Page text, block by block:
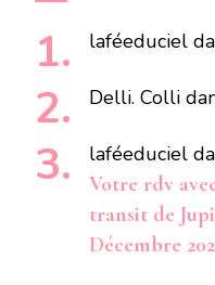
laféeduciel
Delli. Colli
laféeduciel
Votre rdv
transit de
Décembre